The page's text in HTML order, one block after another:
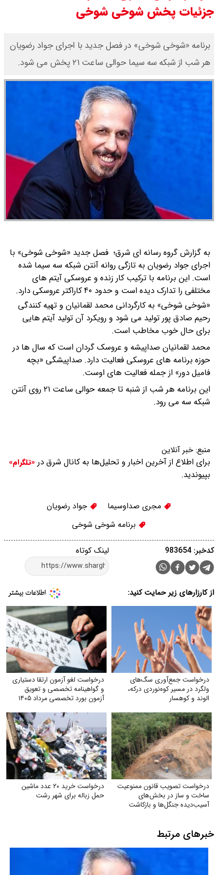
قیمت محصولات ایران خودرو امروز
شنبه ۱۷ مرداد ۱۴۰۵ / قیمت دنا چند ؟
+ جدول
آغاز شد / خرید کوییک با پیش
پرداخت ۵۰۰ میلیون تومان + لینک
شاخص بورس امروز شنبه ۱۷ مرداد
۱۴۰۵ / شاخص افزایشی شد + تحلیل
جزئیات پخش شوخی شوخی
برنامه «شوخی شوخی» در فصل جدید با اجرای جواد رضویان
هر شب از شبکه سه سیما حوالی ساعت ۲۱ پخش می شود.
به گزارش گروه رسانه ای شرق؛ فصل جدید «شوخی شوخی» با
اجرای جواد رضویان به تازگی روانه آنتن شبکه سه سیما شده
است. این برنامه با ترکیب کار زنده و عروسکی آیتم های
مختلفی را تدارک دیده است و حدود ۴۰ کاراکتر عروسکی دارد.
«شوخی شوخی» به کارگردانی محمد لقمانیان و تهیه کنندگی
رحیم صادق پور تولید می شود و رویکرد آن تولید آیتم هایی
برای حال خوب مخاطب است.
محمد لقمانیان صداپیشه و عروسک گردان است که سال ها در
حوزه برنامه های عروسکی فعالیت دارد. صداپیشگی «بچه
فامیل دور» از جمله فعالیت های اوست.
این برنامه هر شب از شنبه تا جمعه حوالی ساعت ۲۱ روی آنتن
شبکه سه می رود.
منبع: خبر آنلاین
برای اطلاع از آخرین اخبار و تحلیل‌ها به کانال شرق در «تلگرام»
بپیوندید.
مجری صداوسیما
جواد رضویان
برنامه شوخی شوخی
لینک کوتاه کدخبر: 983654
از کارزارهای زیر حمایت کنید:
درخواست جمع‌آوری سگ‌های
ولگرد در مسیر کوه‌نوردی درکه،
الوند و کوهسار
درخواست لغو آزمون ارتقا دستیاری
و گواهینامه تخصصی و تعویق
آزمون بورد تخصصی مرداد ۱۴۰۵
درخواست تصویب قانون ممنوعیت
ساخت و ساز در بخش‌های
آسیب‌دیده جنگل‌ها و بازکاشت
درخواست خرید ۲۰ عدد ماشین
حمل زباله برای شهر رشت
خبرهای مرتبط